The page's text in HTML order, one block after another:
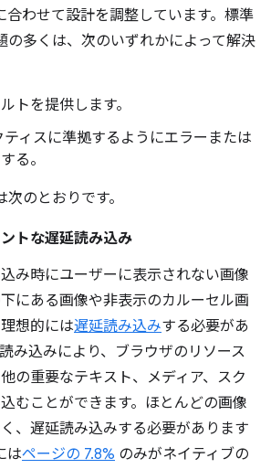
合わせて設計を調整しています。標準
の多くは、次のいずれかによって解決
トを提供します。
ティスに準拠するようにエラーまたは
る。
のとおりです。
トな遅延読み込み
み時にユーザーに表示されない画像
下にある画像や非表示のカルーセル画
想的には遅延読み込みする必要があ
み込みにより、ブラウザのリソース
の重要なテキスト、メディア、スク
むことができます。ほとんどの画像
、遅延読み込みする必要があります
はページの 7.8% のみがネイティブの